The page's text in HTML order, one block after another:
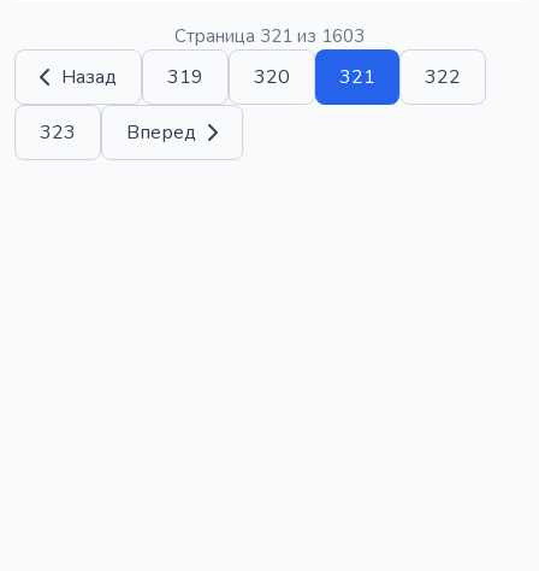
Страница 321 из 1603
Назад 319 320 321 322
323 Вперед